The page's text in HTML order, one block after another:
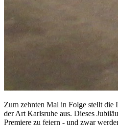
Zum zehnten Mal in Folge stellt
der Art Karlsruhe aus. Dieses
Premiere zu feiern - und zwar